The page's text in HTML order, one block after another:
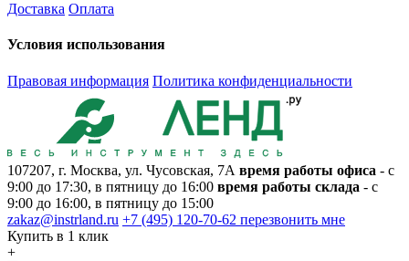
Доставка Оплата
Условия использования
Правовая информация Политика конфиденциальности
107207, г. Москва, ул. Чусовская, 7А время работы офиса - с
9:00 до 17:30, в пятницу до 16:00 время работы склада - с
9:00 до 16:00, в пятницу до 15:00
zakaz@instrland.ru +7 (495) 120-70-62 перезвонить мне
Купить в 1 клик
+